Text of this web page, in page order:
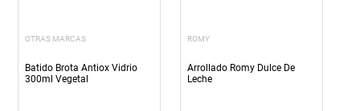
OTRAS MARCAS
Batido Brota Antiox Vidrio
300ml Vegetal
ROMY
Arrollado Romy Dulce De
Leche